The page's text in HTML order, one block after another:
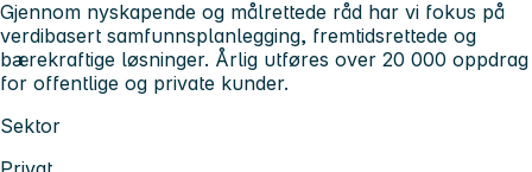
Gjennom nyskapende og målrettede råd har vi fokus på
verdibasert samfunnsplanlegging, fremtidsrettede og
bærekraftige løsninger. Årlig utføres over 20 000 oppdrag
for offentlige og private kunder.
Sektor